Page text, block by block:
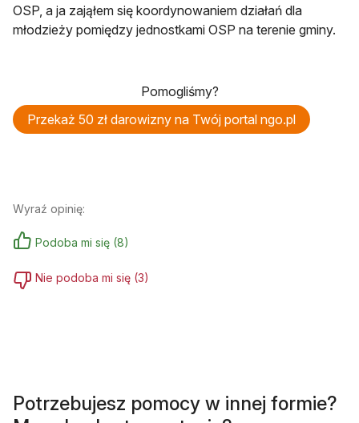
OSP, a ja zająłem się koordynowaniem działań dla
młodzieży pomiędzy jednostkami OSP na terenie gminy.
Pomogliśmy?
Przekaż 50 zł darowizny na Twój portal ngo.pl
Wyraź opinię:
Podoba mi się (8)
Nie podoba mi się (3)
Potrzebujesz pomocy w innej formie?